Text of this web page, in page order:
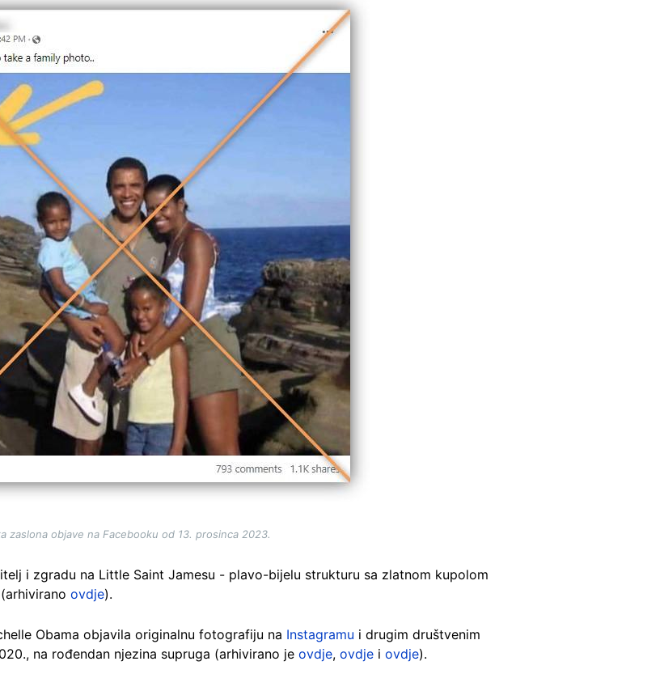
zaslona objave na Facebooku od 13. prosinca 2023.
i zgradu na Little Saint Jamesu - plavo-bijelu strukturu sa zlatnom kupolom
(arhivirano ovdje).
Obama objavila originalnu fotografiju na Instagramu i drugim društvenim
na rođendan njezina supruga (arhivirano je ovdje, ovdje i ovdje).